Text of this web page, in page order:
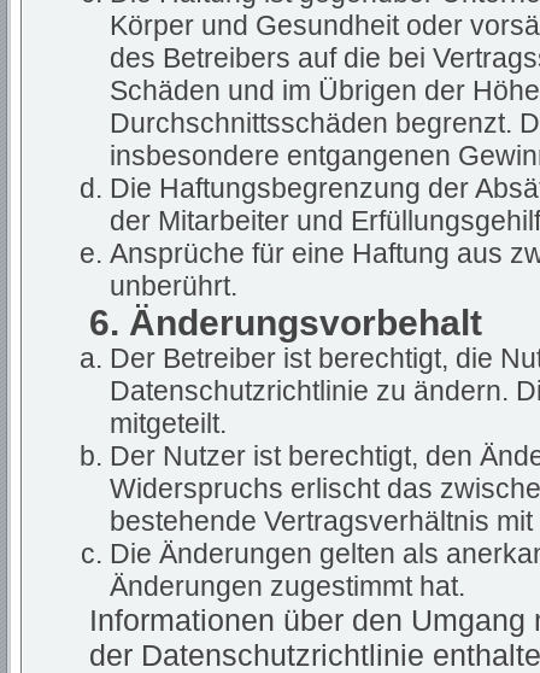
Körper und Gesundheit oder
des Betreibers auf die bei
Schäden und im Übrigen der
Durchschnittsschäden begrenzt.
insbesondere entgangenen
Die Haftungsbegrenzung der
der Mitarbeiter und
Ansprüche für eine Haftung aus
unberührt.
6. Änderungsvorbehalt
Der Betreiber ist berechtigt, die
Datenschutzrichtlinie zu ändern.
mitgeteilt.
Der Nutzer ist berechtigt, den
Widerspruchs erlischt das
bestehende Vertragsverhältnis
Die Änderungen gelten als
Änderungen zugestimmt hat.
Informationen über den
der Datenschutzrichtlinie